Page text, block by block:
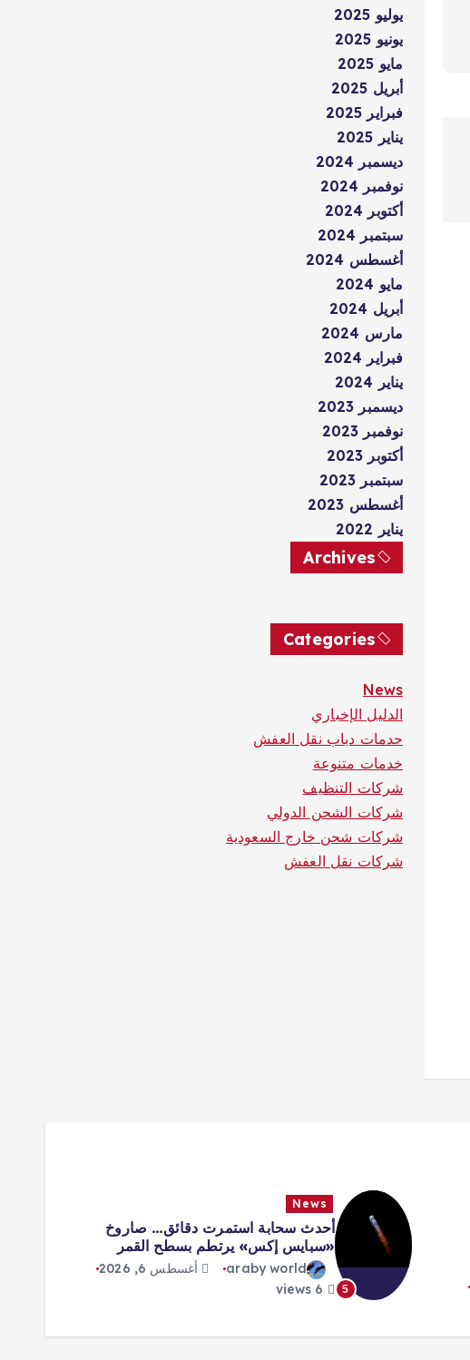
يوليو 2025
يونيو 2025
مايو 2025
أبريل 2025
فبراير 2025
يناير 2025
ديسمبر 2024
نوفمبر 2024
أكتوبر 2024
سبتمبر 2024
أغسطس 2024
مايو 2024
أبريل 2024
مارس 2024
فبراير 2024
يناير 2024
ديسمبر 2023
نوفمبر 2023
أكتوبر 2023
سبتمبر 2023
أغسطس 2023
يناير 2022
Archives
Categories
News
الدليل الإخباري
حدمات دباب نقل العفش
خدمات متنوعة
شركات التنظيف
شركات الشحن الدولي
شركات شحن خارج السعودية
شركات نقل العفش
5
News
أحدث سحابة استمرت دقائق… صاروخ
«سبايس إكس» يرتطم بسطح القمر
araby world
أغسطس 6, 2026